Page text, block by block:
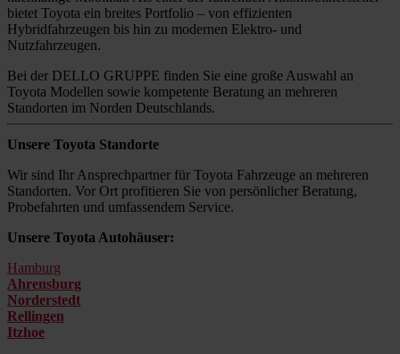
bietet Toyota ein breites Portfolio – von effizienten
Hybridfahrzeugen bis hin zu modernen Elektro- und
Nutzfahrzeugen.
Bei der DELLO GRUPPE finden Sie eine große Auswahl an
Toyota Modellen sowie kompetente Beratung an mehreren
Standorten im Norden Deutschlands.
Unsere Toyota Standorte
Wir sind Ihr Ansprechpartner für Toyota Fahrzeuge an mehreren
Standorten. Vor Ort profitieren Sie von persönlicher Beratung,
Probefahrten und umfassendem Service.
Unsere Toyota Autohäuser:
Hamburg
Ahrensburg
Norderstedt
Rellingen
Itzhoe